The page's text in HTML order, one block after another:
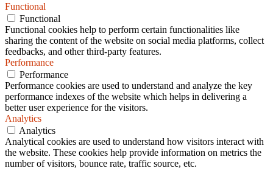
Functional
Functional
Functional cookies help to perform certain functionalities like
sharing the content of the website on social media platforms, collect
feedbacks, and other third-party features.
Performance
Performance
Performance cookies are used to understand and analyze the key
performance indexes of the website which helps in delivering a
better user experience for the visitors.
Analytics
Analytics
Analytical cookies are used to understand how visitors interact with
the website. These cookies help provide information on metrics the
number of visitors, bounce rate, traffic source, etc.